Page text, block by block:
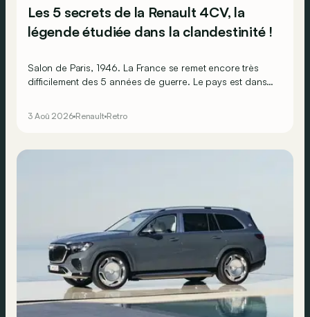
Les 5 secrets de la Renault 4CV, la
légende étudiée dans la clandestinité !
Salon de Paris, 1946. La France se remet encore très
difficilement des 5 années de guerre. Le pays est dans
fixe, car sur le stand Renault, il y a la promesse de
3 Aoû 2026 Renault Retro